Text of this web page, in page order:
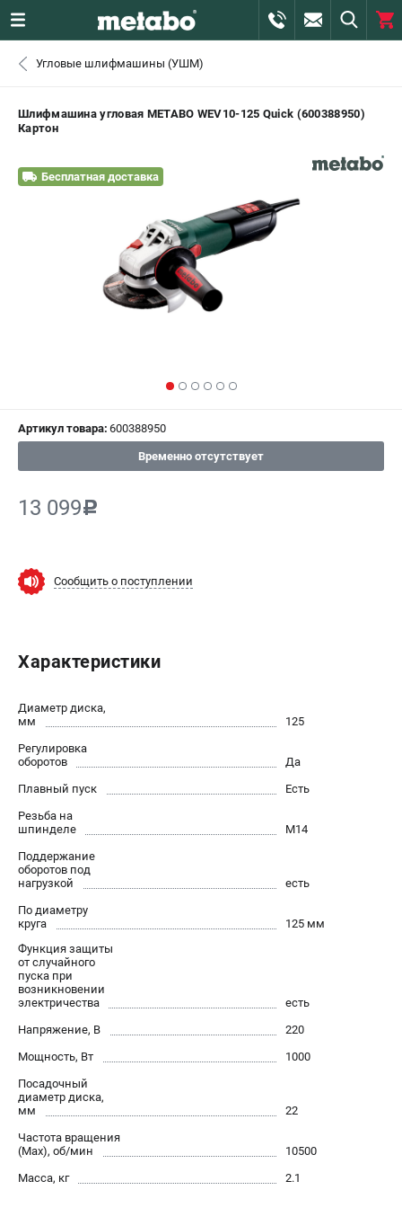
СРАВНЕНИЕ ( 0 )
ВХОД ИЛИ РЕГИСТРАЦИЯ
ЗАКАЗАТЬ ЗАПЧАСТЬ
+7 (911) 360-06-14 | +7 (8112) 59-10-67
САНКТ-ПЕТЕРБУРГ
0 ₽
Юридическим лицам
Контакты
Правила обмена и возврата
Способы оплаты
О компании
О бренде
Политика обработки персональных данных
Новости
Как нас найти
Пользовательское соглашение
СЕТЕВОЙ ЭЛЕКТРОИНСТРУМЕНТ
Дрели
Лобзики
Пылесосы
АККУМУЛЯТОРНЫЙ ИНСТРУМЕНТ
Аккумуляторные шуруповерты
Угловые шлифмашины (УШМ)
Шлифмашина угловая METABO WEV10-125 Quick (600388950)
Картон
Бесплатная доставка
Артикул товара: 600388950
Временно отсутствует
13 099c
Сообщить о поступлении
Характеристики
Диаметр диска,
мм
125
Регулировка
оборотов
Да
Плавный пуск
Есть
Резьба на
шпинделе
М14
Поддержание
оборотов под
нагрузкой
есть
По диаметру
круга
125 мм
Функция защиты
от случайного
пуска при
возникновении
электричества
есть
Напряжение, В
220
Мощность, Вт
1000
Посадочный
диаметр диска,
мм
22
Частота вращения
(Max), об/мин
10500
Масса, кг
2.1